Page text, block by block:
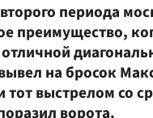
периода
преимущество,
отличной
на бросок
тот выстрелом со
ворота.